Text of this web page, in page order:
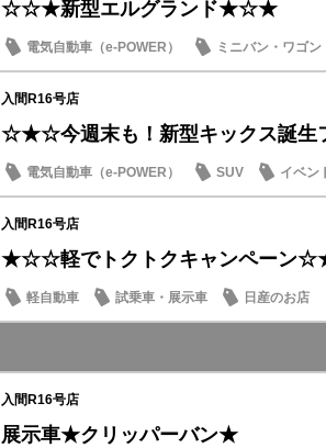
☆☆★新型エルグランド★☆★
電気自動車（e-POWER）
ミニバン・ワゴン
日産のお店
入間R16号店
☆★☆今週末も！新型キックス誕
電気自動車（e-POWER） SUV
イベン
日産のお店
入間R16号店
★☆☆軽でトクトクキャンペーン
軽自動車 試乗車・展示車 日産のお店
入間R16号店
展示車★クリッパーバン★